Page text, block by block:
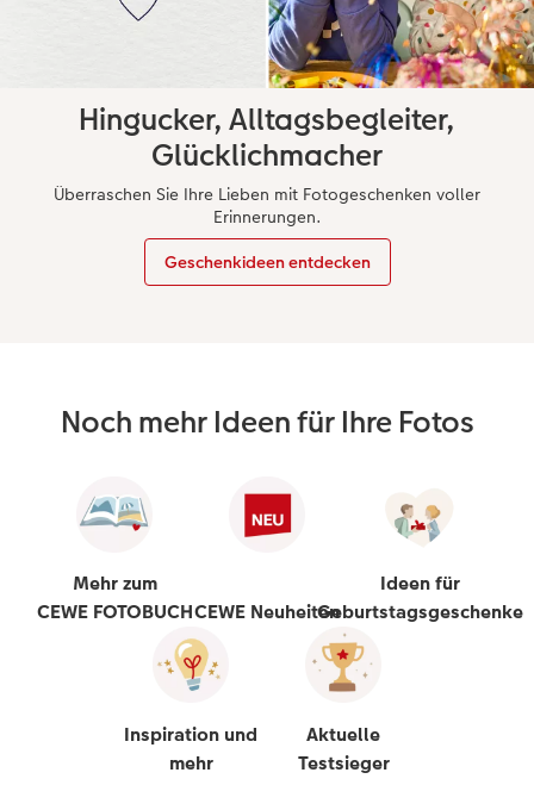
Hingucker, Alltagsbegleiter,
Glücklichmacher
Überraschen Sie Ihre Lieben mit Fotogeschenken voller
Erinnerungen.
Geschenkideen entdecken
Noch mehr Ideen für Ihre Fotos
Mehr zum
CEWE FOTOBUCHCEWE Neuheiten
Ideen für
Geburtstagsgeschenke
Inspiration und
mehr
Aktuelle
Testsieger